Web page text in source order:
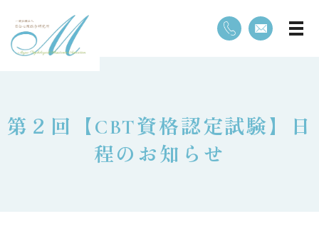
第２回【CBT資格認定試験】日
程のお知らせ